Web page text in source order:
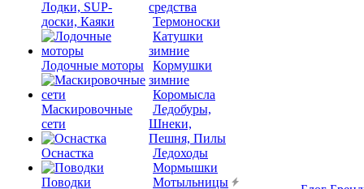
Лодки, SUP-
доски, Каяки
Лодочные моторы
Маскировочные
сети
Оснастка
Поводки
средства
Термоноски
Катушки
зимние
Кормушки
зимние
Коромысла
Ледобуры,
Шнеки,
Пешня, Пилы
Ледоходы
Мормышки
Мотыльницы